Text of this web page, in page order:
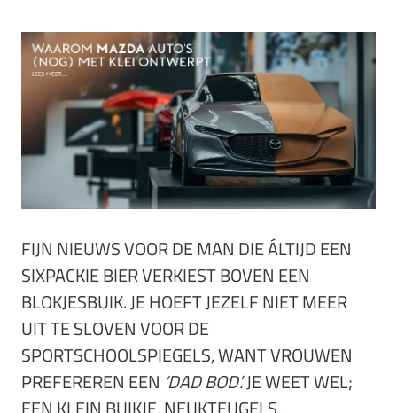
FIJN NIEUWS VOOR DE MAN DIE ÁLTIJD EEN
SIXPACKIE BIER VERKIEST BOVEN EEN
BLOKJESBUIK. JE HOEFT JEZELF NIET MEER
UIT TE SLOVEN VOOR DE
SPORTSCHOOLSPIEGELS, WANT VROUWEN
PREFEREREN EEN ‘DAD BOD’.JE WEET WEL;